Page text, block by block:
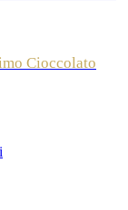
Cioccolato